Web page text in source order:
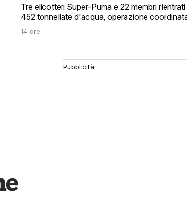
Tre elicotteri Super-Puma e 22 membri
452 tonnellate d'acqua, operazione
14 ore